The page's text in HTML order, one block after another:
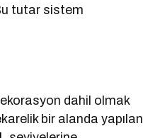
tutar sistem
dahil olmak
bir alanda yapılan